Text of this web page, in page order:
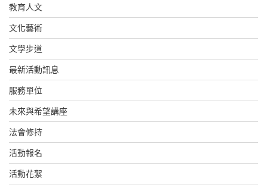
教育人文
文化藝術
文學步道
最新活動訊息
服務單位
未來與希望講座
法會修持
活動報名
活動花絮